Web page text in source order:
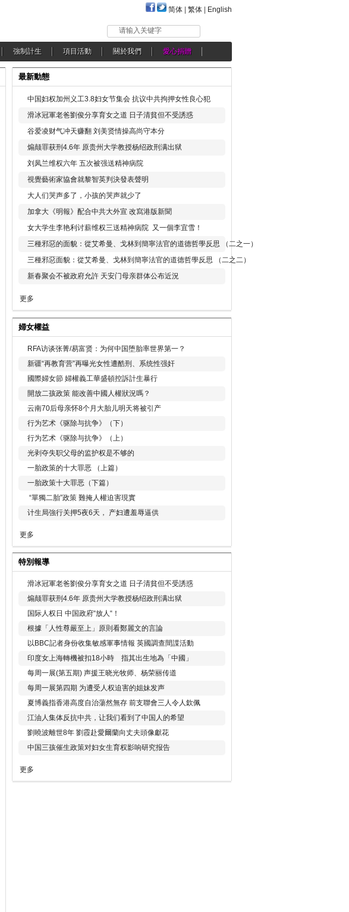
简体 繁体 English
请输入关键字
強制計生 項目活動 關於我們 愛心捐贈
最新動態
中国妇权加州义工3.8妇女节集会 抗议中共拘押女性良心犯
滑冰冠軍老爸劉俊分享育女之道 日子清貧但不受誘惑
谷爱凌财气冲天赚翻 刘美贤情操高尚守本分
煽颠罪获刑4.6年 原贵州大学教授杨绍政刑满出狱
刘凤兰维权六年 五次被强送精神病院
視覺藝術家協會就黎智英判決發表聲明
大人们哭声多了，小孩的哭声就少了
加拿大《明報》配合中共大外宣 改寫港版新聞
女大学生李艳利讨薪维权三送精神病院 又一個李宜雪！
三種邪惡的面貌：從艾希曼、戈林到簡寧法官的道德哲學反思 （二之一）
三種邪惡面貌：從艾希曼、戈林到簡寧法官的道德哲學反思 （二之二）
新春聚会不被政府允許 天安门母亲群体公布近況
更多
婦女權益
RFA访谈张菁/易富贤：为何中国堕胎率世界第一？
新疆“再教育营”再曝光女性遭酷刑、系统性强奸
國際婦女節 婦權義工華盛頓控訴計生暴行
開放二孩政策 能改善中國人權狀況嗎？
云南70后母亲怀8个月大胎儿明天将被引产
行为艺术《驱除与抗争》（下）
行为艺术《驱除与抗争》（上）
光剥夺失职父母的监护权是不够的
一胎政策的十大罪恶 （上篇）
一胎政策十大罪恶（下篇）
“單獨二胎”政策 難掩人權迫害現實
计生局強行关押5夜6天， 产妇遭羞辱逼供
更多
特別報導
滑冰冠軍老爸劉俊分享育女之道 日子清貧但不受誘惑
煽颠罪获刑4.6年 原贵州大学教授杨绍政刑满出狱
国际人权日 中国政府“放人“！
根據「人性尊嚴至上」原則看鄭麗文的言論
以BBC記者身份收集敏感軍事情報 英國調查間諜活動
印度女上海轉機被扣18小時 指其出生地為「中國」
每周一展(第五期) 声援王晓光牧师、杨荣丽传道
每周一展第四期 为遭受人权迫害的姐妹发声
夏博義指香港高度自治蕩然無存 前支聯會三人令人欽佩
江油人集体反抗中共，让我们看到了中国人的希望
劉曉波離世8年 劉霞赴愛爾蘭向丈夫頭像獻花
中国三孩催生政策对妇女生育权影响研究报告
更多